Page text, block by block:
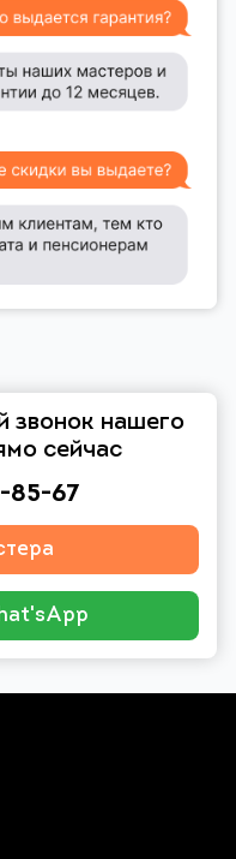
звонок нашего
сейчас
85-67